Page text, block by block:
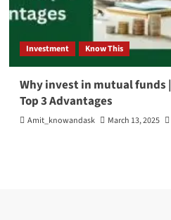
Investment Know This
Why invest in mutual funds |
Top 3 Advantages
Amit_knowandask March 13, 2025